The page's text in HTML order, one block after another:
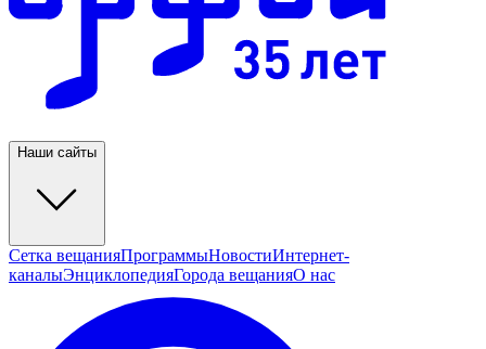
Наши сайты
Сетка вещанияПрограммыНовостиИнтернет-
каналыЭнциклопедияГорода вещанияО нас